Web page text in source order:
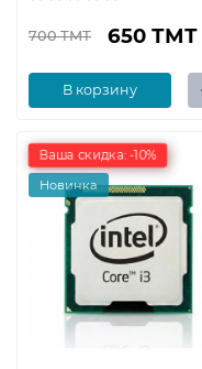
700 ТМТ 650 ТМТ
В корзину
Ваша скидка: -10%
Новинка